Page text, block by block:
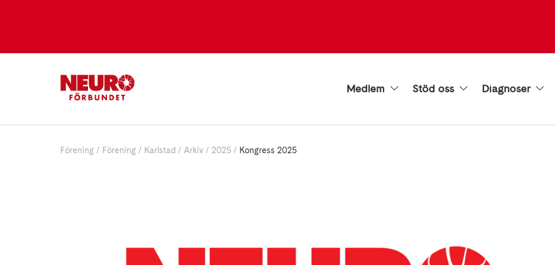
Medlem Stöd oss Diagnoser
Förening Förening Karlstad Arkiv 2025 Kongress 2025